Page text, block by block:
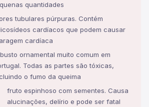
quantidades
tubulares púrpuras. Contém
cardíacos que podem causar
cardíaca
ornamental muito comum em
Todas as partes são tóxicas,
o fumo da queima
fruto espinhoso com sementes. Causa
alucinações, delírio e pode ser fatal